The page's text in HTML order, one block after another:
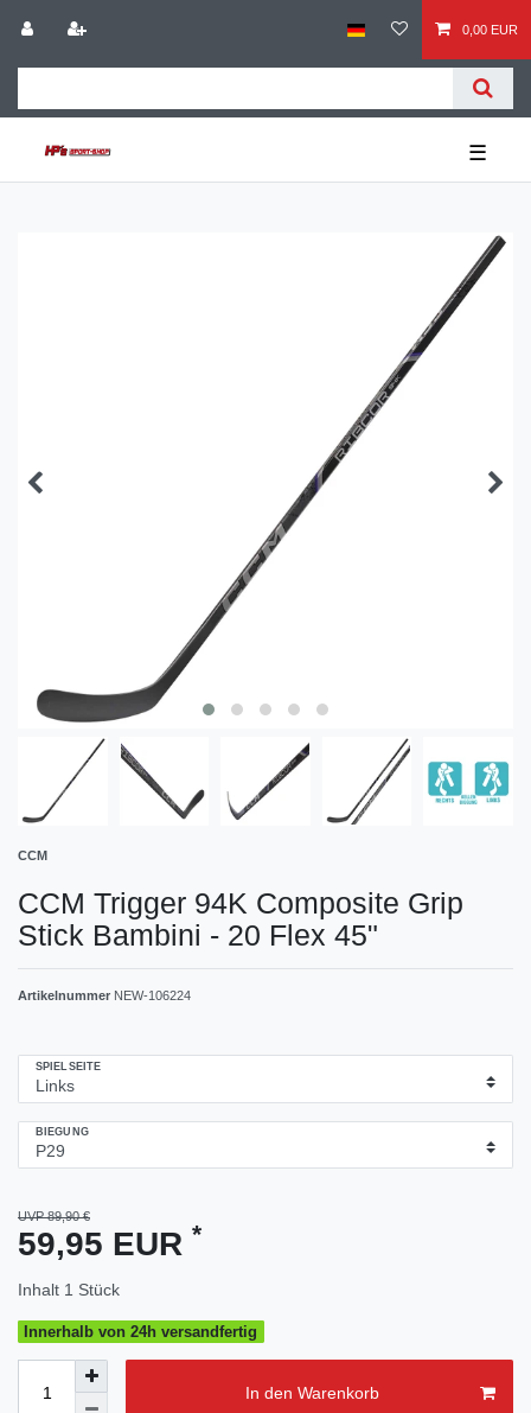
0,00 EUR
☰
CCM
CCM Trigger 94K Composite Grip
Stick Bambini - 20 Flex 45"
Artikelnummer NEW-106224
SPIELSEITE
BIEGUNG
UVP 89,90 €
59,95 EUR *
Inhalt 1 Stück
Innerhalb von 24h versandfertig
In den Warenkorb